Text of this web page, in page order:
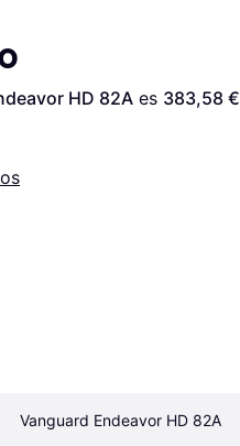
HD 82A es 383,58 €
Vanguard Endeavor HD 82A